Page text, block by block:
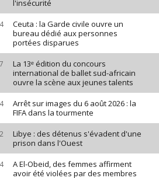
l'insécurité
Ceuta : la Garde civile ouvre un
bureau dédié aux personnes
portées disparues
La 13ᵉ édition du concours
international de ballet sud-africain
ouvre la scène aux jeunes talents
Arrêt sur images du 6 août 2026 : la
FIFA dans la tourmente
Libye : des détenus s'évadent d'une
prison dans l'Ouest
A El-Obeid, des femmes affirment
avoir été violées par des membres